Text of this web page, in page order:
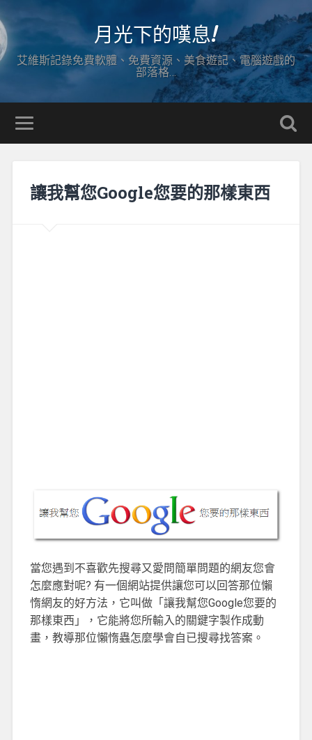
月光下的嘆息!
艾維斯記錄免費軟體、免費資源、美食遊記、電腦遊戲的
部落格…
讓我幫您Google您要的那樣東西
當您遇到不喜歡先搜尋又愛問簡單問題的網友您會
怎麼應對呢? 有一個網站提供讓您可以回答那位懶
惰網友的好方法，它叫做「讓我幫您Google您要的
那樣東西」，它能將您所輸入的關鍵字製作成動
畫，教導那位懶惰蟲怎麼學會自已搜尋找答案。